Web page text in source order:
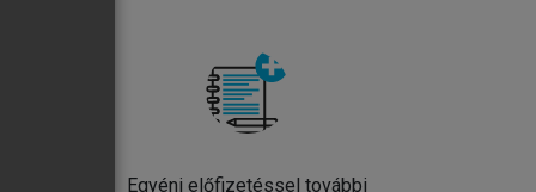
Egyéni előfizetéssel további